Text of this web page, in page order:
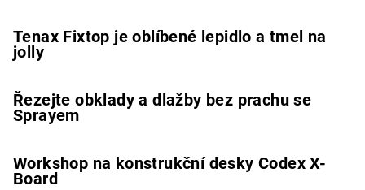
Tenax Fixtop je oblíbené lepidlo a tmel na
jolly
Řezejte obklady a dlažby bez prachu se
Sprayem
Workshop na konstrukční desky Codex X-
Board